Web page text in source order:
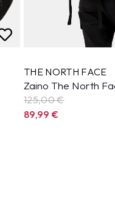
THE NORTH FACE
Zaino The North
125,00 €
89,99€